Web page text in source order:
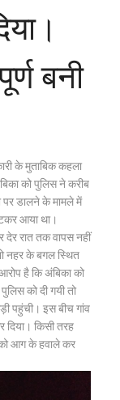
बनी
के मुताबिक कहला
को पुलिस ने करीब
पर डालने के मामले में
आया था।
देर रात तक वापस नहीं
नहर के बगल स्थित
है कि अंबिका को
को दी गयी तो
पहुंची। इस बीच गांव
दिया। किसी तरह
को आग के हवाले कर